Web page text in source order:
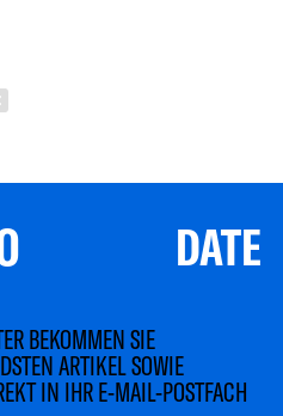
DATE
BEKOMMEN SIE
ARTIKEL SOWIE
IN IHR E-MAIL-POSTFACH